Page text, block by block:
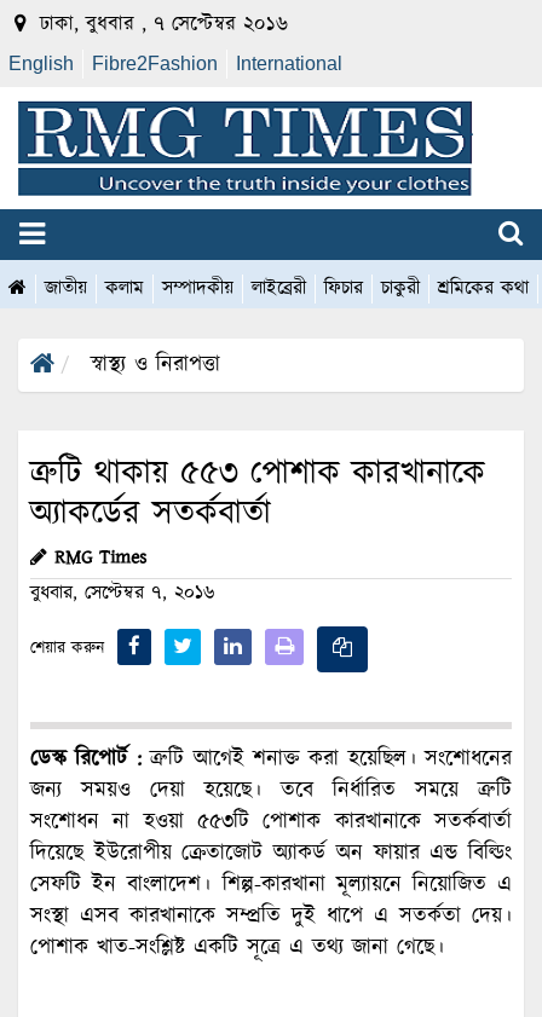
ঢাকা, বুধবার , ৭ সেপ্টেম্বর ২০১৬
English Fibre2Fashion International
জাতীয় কলাম সম্পাদকীয় লাইব্রেরী ফিচার চাকুরী শ্রমিকের কথা
স্বাস্থ্য ও নিরাপত্তা
ত্রুটি থাকায় ৫৫৩ পোশাক কারখানাকে
অ্যাকর্ডের সতর্কবার্তা
RMG Times
বুধবার, সেপ্টেম্বর ৭, ২০১৬
শেয়ার করুন
ডেস্ক রিপোর্ট :ত্রুটি আগেই শনাক্ত করা হয়েছিল। সংশোধনের
জন্য সময়ও দেয়া হয়েছে। তবে নির্ধারিত সময়ে ত্রুটি
সংশোধন না হওয়া ৫৫৩টি পোশাক কারখানাকে সতর্কবার্তা
দিয়েছে ইউরোপীয় ক্রেতাজোট অ্যাকর্ড অন ফায়ার এন্ড বিল্ডিং
সেফটি ইন বাংলাদেশ। শিল্প-কারখানা মূল্যায়নে নিয়োজিত এ
সংস্থা এসব কারখানাকে সম্প্রতি দুই ধাপে এ সতর্কতা দেয়।
পোশাক খাত-সংশ্লিষ্ট একটি সূত্রে এ তথ্য জানা গেছে।